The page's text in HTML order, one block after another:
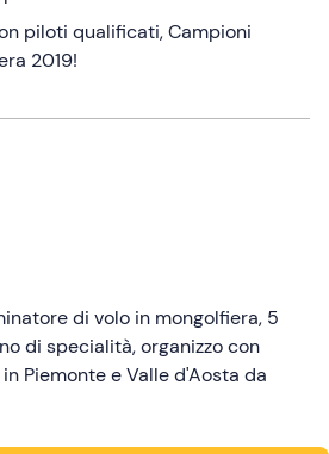
piloti qualificati, Campioni
2019!
di volo in mongolfiera, 5
di specialità, organizzo con
Piemonte e Valle d'Aosta da